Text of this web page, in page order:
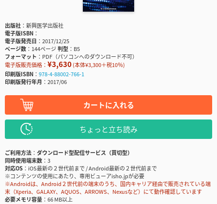
出版社
新興医学出版社
電子版ISBN
電子版発売日
2017/12/25
ページ数
144ページ判型
B5
フォーマット
PDF（パソコンへのダウンロード不可）
電子版販売価格： ¥3,630(本体¥3,300＋税10％)
印刷版ISBN
978-4-88002-766-1
印刷版発行年月
2017/06
カートに入れる
ちょっと立ち読み
ご利用方法
ダウンロード型配信サービス（買切型）
同時使用端末数
3
対応OS
iOS最新の２世代前まで / Android最新の２世代前まで
※コンテンツの使用にあたり、専用ビューアisho.jpが必要
※Androidは、Android２世代前の端末のうち、国内キャリア経由で販売されている端
末（Xperia、GALAXY、AQUOS、ARROWS、Nexusなど）にて動作確認しています
必要メモリ容量
66 MB以上